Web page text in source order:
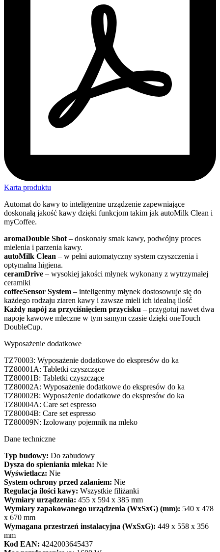
Karta produktu
Automat do kawy to inteligentne urządzenie zapewniające
doskonałą jakość kawy dzięki funkcjom takim jak autoMilk Clean i
myCoffee.
aromaDouble Shot– doskonały smak kawy, podwójny proces
mielenia i parzenia kawy.
autoMilk Clean – w pełni automatyczny system czyszczenia i
optymalna higiena.
ceramDrive – wysokiej jakości młynek wykonany z wytrzymałej
ceramiki
coffeeSensor System – inteligentny młynek dostosowuje się do
każdego rodzaju ziaren kawy i zawsze mieli ich idealną ilość
Każdy napój za przyciśnięciem przycisku – przygotuj nawet dwa
napoje kawowe mleczne w tym samym czasie dzięki oneTouch
DoubleCup.
Wyposażenie dodatkowe
TZ70003: Wyposażenie dodatkowe do ekspresów do ka
TZ80001A: Tabletki czyszczące
TZ80001B: Tabletki czyszczące
TZ80002A: Wyposażenie dodatkowe do ekspresów do ka
TZ80002B: Wyposażenie dodatkowe do ekspresów do ka
TZ80004A: Care set espresso
TZ80004B: Care set espresso
TZ80009N: Izolowany pojemnik na mleko
Dane techniczne
Typ budowy: Do zabudowy
Dysza do spieniania mleka: Nie
Wyświetlacz: Nie
System ochrony przed zalaniem: Nie
Regulacja ilości kawy: Wszystkie filiżanki
Wymiary urządzenia: 455 x 594 x 385 mm
Wymiary zapakowanego urządzenia (WxSxG) (mm): 540 x 478
x 670 mm
Wymagana przestrzeń instalacyjna (WxSxG): 449 x 558 x 356
mm
Kod EAN: 4242003645437